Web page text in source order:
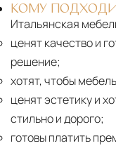
КОМУ
Итальянская
ценят качество и
решение;
хотят, чтобы
ценят эстетику и
стильно и дорого;
готовы платить